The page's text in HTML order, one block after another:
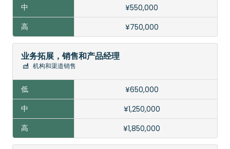
中
高
¥550,000
¥750,000
业务拓展，销售和产品经理
机构和渠道销售
¥650,000
¥1,250,000
¥1,850,000